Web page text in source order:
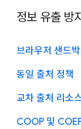
정보 유출 방지
브라우저 샌드
동일 출처 정책
교차 출처 리소
COOP 및